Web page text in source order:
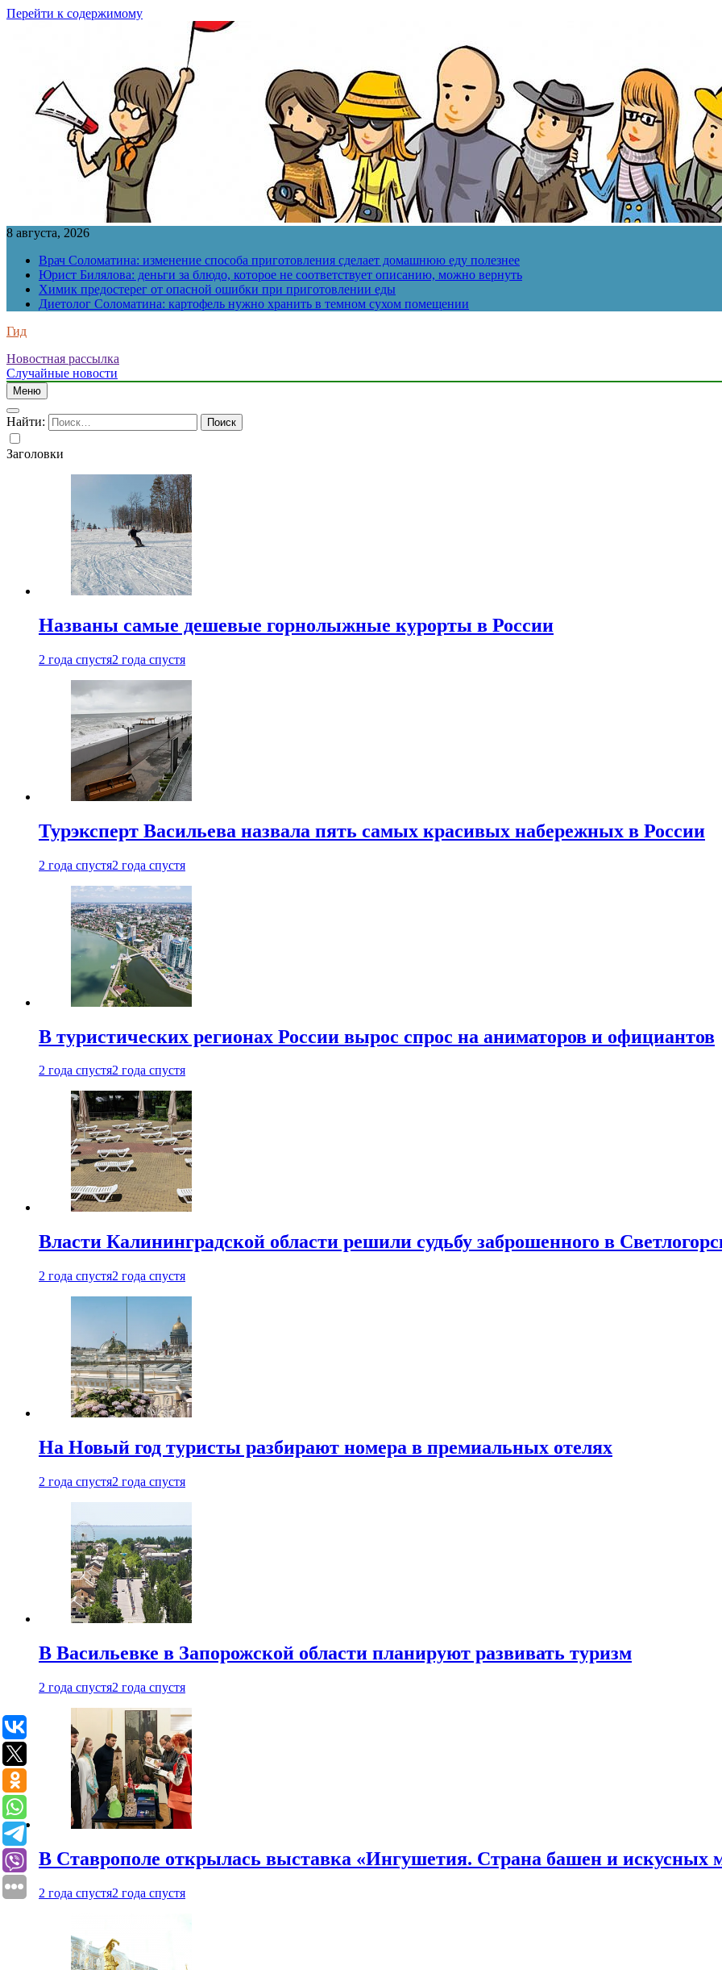
Перейти к содержимому
8 августа, 2026
Врач Соломатина: изменение способа приготовления сделает домашнюю еду полезнее
Юрист Билялова: деньги за блюдо, которое не соответствует описанию, можно вернуть
Химик предостерег от опасной ошибки при приготовлении еды
Диетолог Соломатина: картофель нужно хранить в темном сухом помещении
Гид
Новостная рассылка
Случайные новости
Меню
Найти:
Заголовки
Названы самые дешевые горнолыжные курорты в России
2 года спустя2 года спустя
Турэксперт Васильева назвала пять самых красивых набережных в России
2 года спустя2 года спустя
В туристических регионах России вырос спрос на аниматоров и официантов
2 года спустя2 года спустя
Власти Калининградской области решили судьбу заброшенного в
2 года спустя2 года спустя
На Новый год туристы разбирают номера в премиальных отелях
2 года спустя2 года спустя
В Васильевке в Запорожской области планируют развивать туризм
2 года спустя2 года спустя
В Ставрополе открылась выставка «Ингушетия. Страна башен и искусных
2 года спустя2 года спустя